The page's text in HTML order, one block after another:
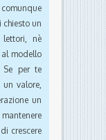
chiesto un
nè
modello
Se per te
valore,
un
crescere